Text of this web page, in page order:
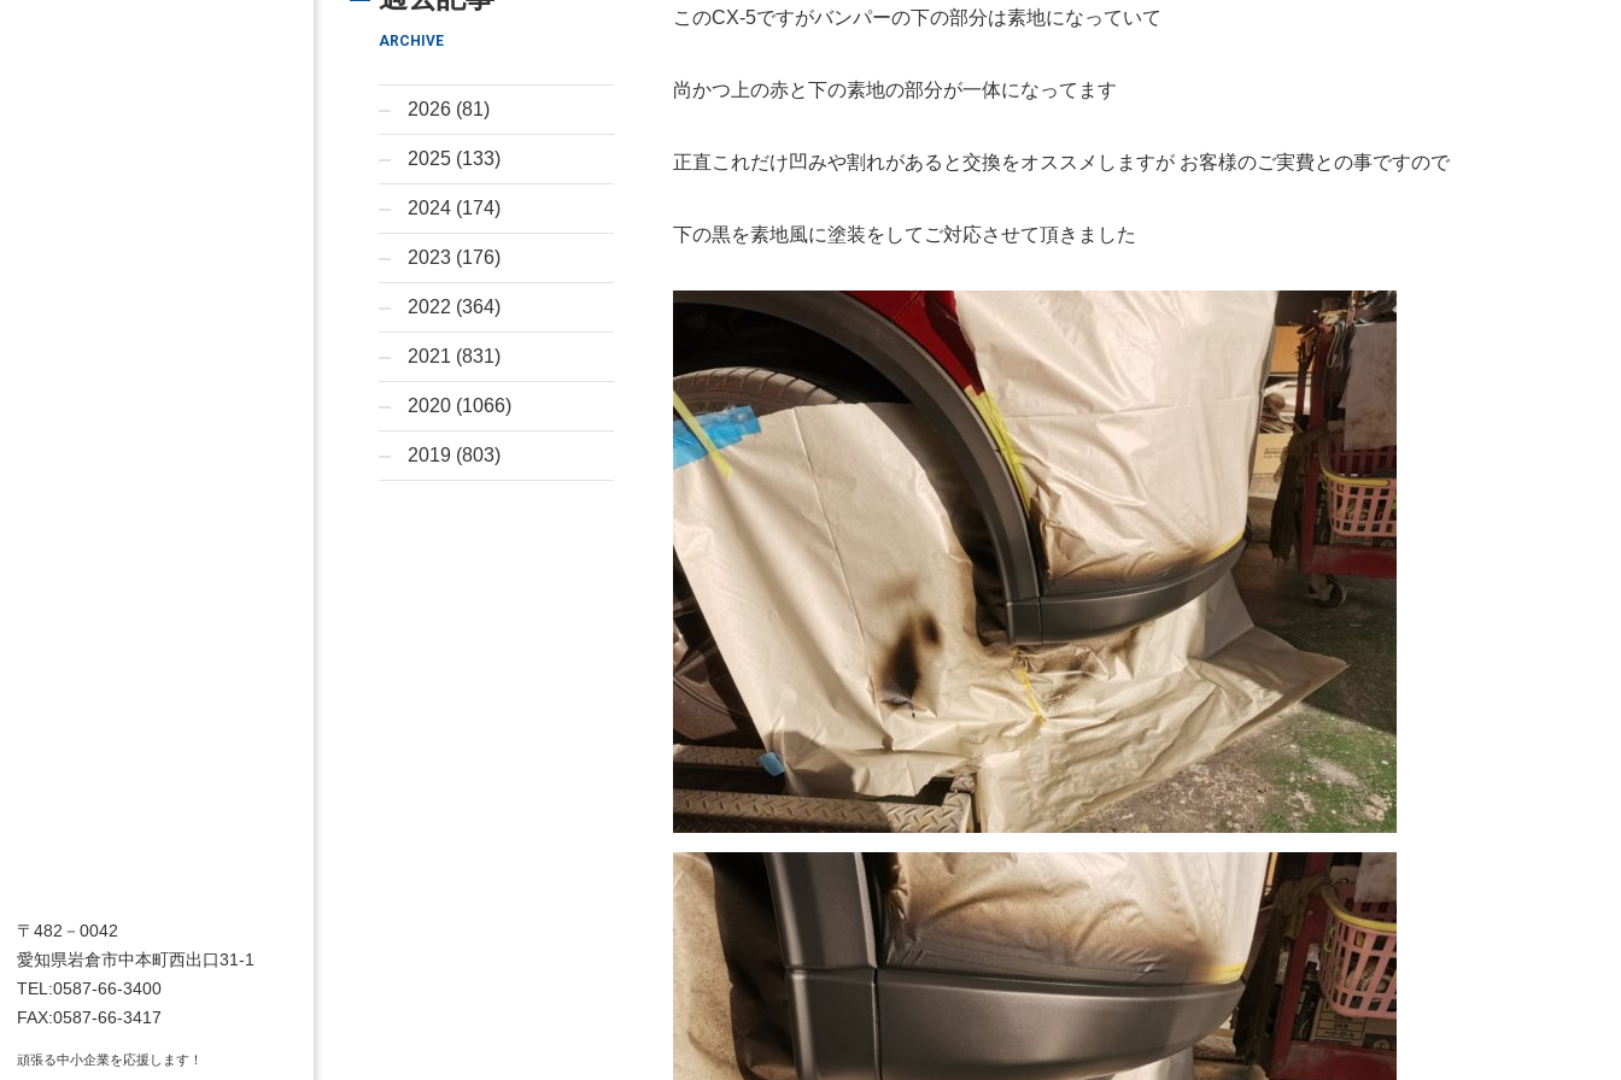
〒482－0042
愛知県岩倉市中本町西出口31-1
TEL:0587-66-3400
FAX:0587-66-3417
頑張る中小企業を応援します！
このCX-5ですがバンパーの下の部分は素地になっていて
尚かつ上の赤と下の素地の部分が一体になってます
正直これだけ凹みや割れがあると交換をオススメしますが お客様のご実費との事ですので
下の黒を素地風に塗装をしてご対応させて頂きました
ARCHIVE
2026 (81)
2025 (133)
2024 (174)
2023 (176)
2022 (364)
2021 (831)
2020 (1066)
2019 (803)